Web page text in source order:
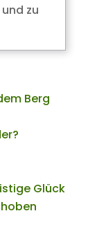
zu
Berg
Glück